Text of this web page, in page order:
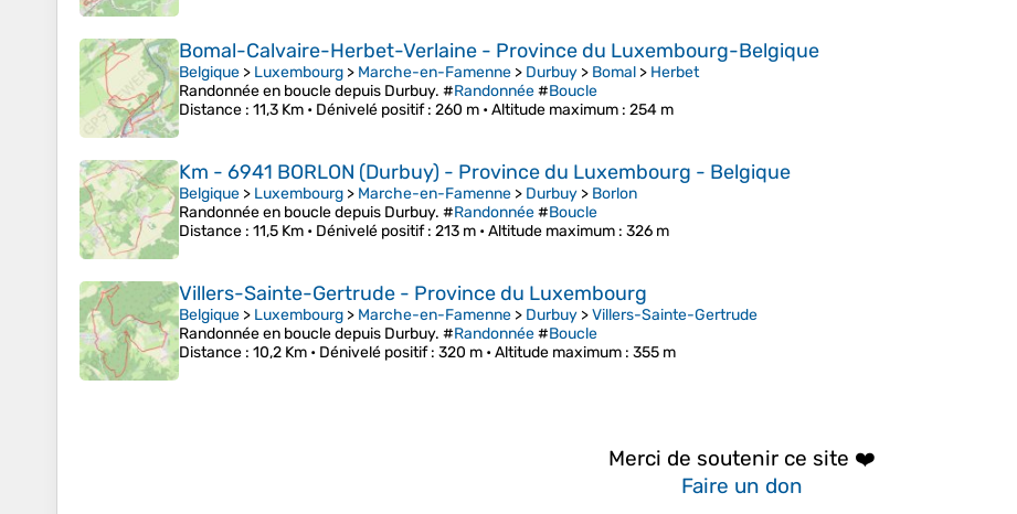
Bomal-Calvaire-Herbet-Verlaine - Province du Luxembourg-Belgique
Belgique > Luxembourg > Marche-en-Famenne > Durbuy > Bomal > Herbet
Randonnée en boucle depuis Durbuy. #Randonnée#Boucle
Distance : 11,3 Km • Dénivelé positif: 260 m •Altitude maximum : 254 m
Km - 6941 BORLON (Durbuy) - Province du Luxembourg - Belgique
Belgique > Luxembourg > Marche-en-Famenne > Durbuy > Borlon
Randonnée en boucle depuis Durbuy. #Randonnée#Boucle
Distance : 11,5 Km • Dénivelé positif: 213 m •Altitude maximum : 326 m
Villers-Sainte-Gertrude - Province du Luxembourg
Belgique > Luxembourg > Marche-en-Famenne > Durbuy >Villers-Sainte-Gertrude
Randonnée en boucle depuis Durbuy. #Randonnée#Boucle
Distance : 10,2 Km • Dénivelé positif: 320 m •Altitude maximum : 355 m
Merci de soutenir ce site ❤️
Faire un don